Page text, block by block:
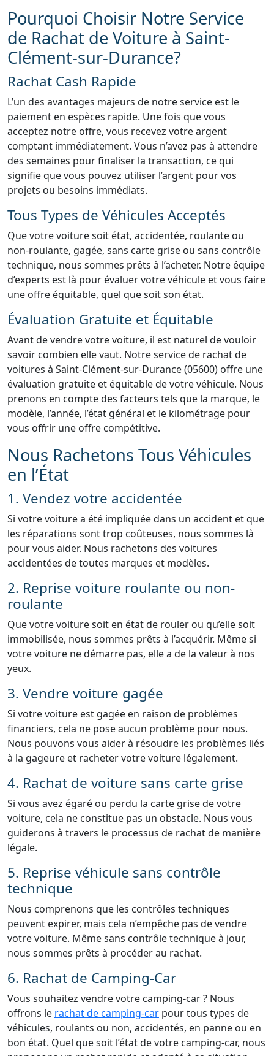
Pourquoi Choisir Notre Service
de Rachat de Voiture à Saint-
Clément-sur-Durance?
Rachat Cash Rapide
L’un des avantages majeurs de notre service est le
paiement en espèces rapide. Une fois que vous
acceptez notre offre, vous recevez votre argent
comptant immédiatement. Vous n’avez pas à attendre
des semaines pour finaliser la transaction, ce qui
signifie que vous pouvez utiliser l’argent pour vos
projets ou besoins immédiats.
Tous Types de Véhicules Acceptés
Que votre voiture soit état, accidentée, roulante ou
non-roulante, gagée, sans carte grise ou sans contrôle
technique, nous sommes prêts à l’acheter. Notre équipe
d’experts est là pour évaluer votre véhicule et vous faire
une offre équitable, quel que soit son état.
Évaluation Gratuite et Équitable
Avant de vendre votre voiture, il est naturel de vouloir
savoir combien elle vaut. Notre service de rachat de
voitures à Saint-Clément-sur-Durance (05600) offre une
évaluation gratuite et équitable de votre véhicule. Nous
prenons en compte des facteurs tels que la marque, le
modèle, l’année, l’état général et le kilométrage pour
vous offrir une offre compétitive.
Nous Rachetons Tous Véhicules
en l’État
1. Vendez votre accidentée
Si votre voiture a été impliquée dans un accident et que
les réparations sont trop coûteuses, nous sommes là
pour vous aider. Nous rachetons des voitures
accidentées de toutes marques et modèles.
2. Reprise voiture roulante ou non-
roulante
Que votre voiture soit en état de rouler ou qu’elle soit
immobilisée, nous sommes prêts à l’acquérir. Même si
votre voiture ne démarre pas, elle a de la valeur à nos
yeux.
3. Vendre voiture gagée
Si votre voiture est gagée en raison de problèmes
financiers, cela ne pose aucun problème pour nous.
Nous pouvons vous aider à résoudre les problèmes liés
à la gageure et racheter votre voiture légalement.
4. Rachat de voiture sans carte grise
Si vous avez égaré ou perdu la carte grise de votre
voiture, cela ne constitue pas un obstacle. Nous vous
guiderons à travers le processus de rachat de manière
légale.
5. Reprise véhicule sans contrôle
technique
Nous comprenons que les contrôles techniques
peuvent expirer, mais cela n’empêche pas de vendre
votre voiture. Même sans contrôle technique à jour,
nous sommes prêts à procéder au rachat.
6. Rachat de Camping-Car
Vous souhaitez vendre votre camping-car ? Nous
offrons le rachat de camping-car pour tous types de
véhicules, roulants ou non, accidentés, en panne ou en
bon état. Quel que soit l’état de votre camping-car, nous